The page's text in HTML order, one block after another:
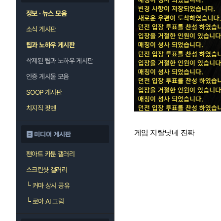
정보 · 뉴스 모음
소식 게시판
팁과 노하우 게시판
삭제된 팁과 노하우 게시판
인증 게시물 모음
SOOP 게시판
치지직 팟벤
미디어 게시판
팬아트 카툰 갤러리
스크린샷 갤러리
└커마 상시 공유
└로아 AI 그림
게임 지랄낫네 진짜